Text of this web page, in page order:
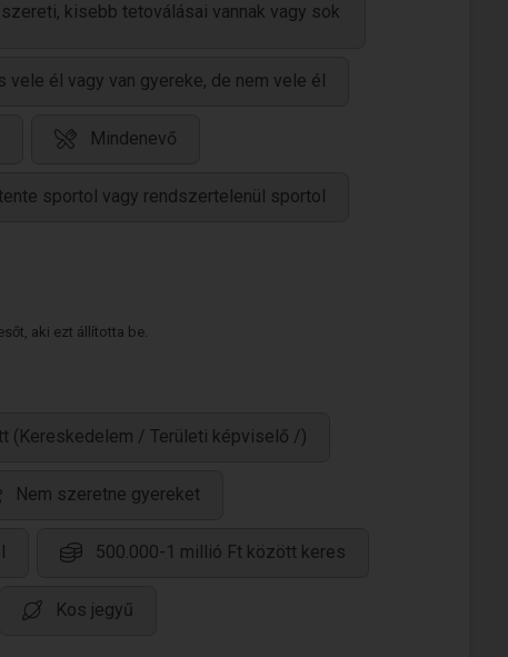
kisebb tetoválásai vannak vagy sok
vele él vagy van gyereke, de nem vele él
Mindenevő
sportol vagy rendszertelenül sportol
aki ezt állította be.
(Kereskedelem / Területi képviselő /)
Nem szeretne gyereket
500.000-1 millió Ft között keres
Kos jegyű